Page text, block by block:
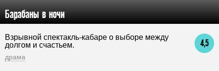
Барабаны в ночи
4,5
Взрывной спектакль-кабаре о выборе между
долгом и счастьем.
драма